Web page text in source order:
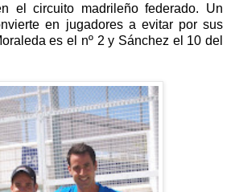
el circuito madrileño federado. Un
en jugadores a evitar por sus
es el nº 2 y Sánchez el 10 del